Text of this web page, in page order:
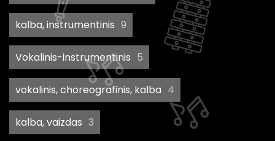
kalba, instrumentinis 9
Vokalinis-instrumentinis 5
vokalinis, choreografinis, kalba 4
kalba, vaizdas 3